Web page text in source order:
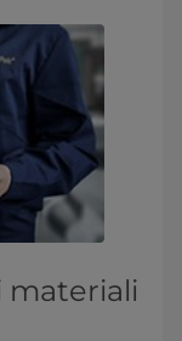
materiali